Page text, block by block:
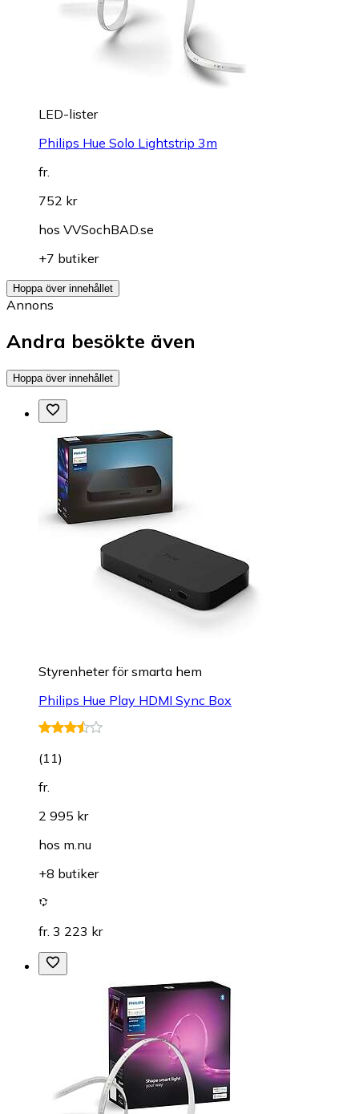
LED-lister
Philips Hue Solo Lightstrip 3m
fr.
752 kr
hos VVSochBAD.se
+7 butiker
Hoppa över innehållet
Annons
Andra besökte även
Hoppa över innehållet
Styrenheter för smarta hem
Philips Hue Play HDMI Sync Box
(11)
fr.
2 995 kr
hos m.nu
+8 butiker
fr. 3 223 kr